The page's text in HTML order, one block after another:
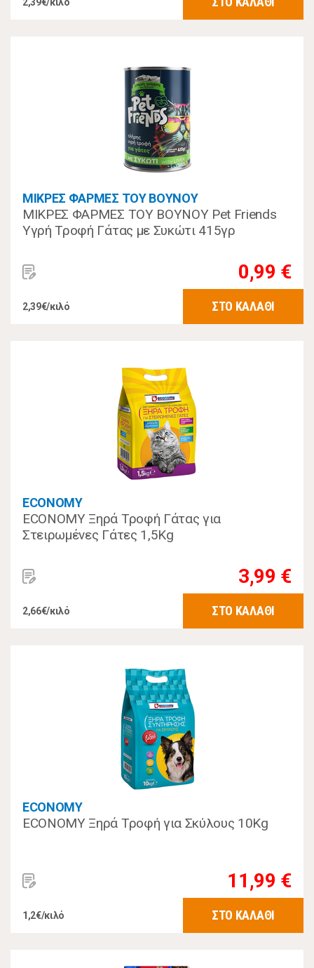
ΜΙΚΡΕΣ ΦΑΡΜΕΣ ΤΟΥ ΒΟΥΝΟΥ
ΜΙΚΡΕΣ ΦΑΡΜΕΣ ΤΟΥ ΒΟΥΝΟΥ Pet Friends
Υγρή Τροφή Γάτας με Συκώτι 415γρ
0,99 €
2,39€/κιλό ΣΤΟ ΚΑΛΑΘΙ
ECONOMY
ECONOMY Ξηρά Τροφή Γάτας για
Στειρωμένες Γάτες 1,5Kg
3,99 €
2,66€/κιλό ΣΤΟ ΚΑΛΑΘΙ
ECONOMY
ECONOMY Ξηρά Τροφή για Σκύλους 10Kg
11,99 €
1,2€/κιλό ΣΤΟ ΚΑΛΑΘΙ